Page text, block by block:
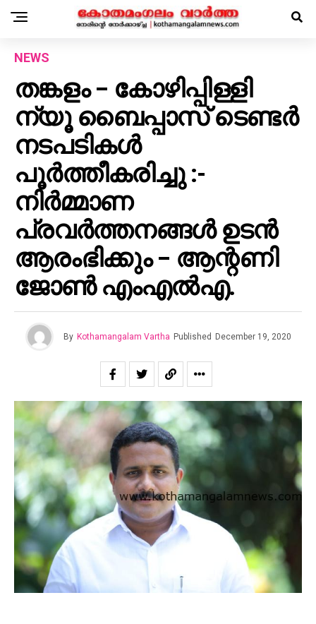
NEWS
തങ്കളം – കോഴിപ്പിള്ളി
ന്യൂ ബൈപ്പാസ് ടെണ്ടർ
നടപടികൾ
പൂർത്തീകരിച്ചു :-
നിർമ്മാണ
പ്രവർത്തനങ്ങൾ ഉടൻ
ആരംഭിക്കും – ആന്റണി
ജോൺ എംഎൽഎ.
By Kothamangalam Vartha Published December 19, 2020